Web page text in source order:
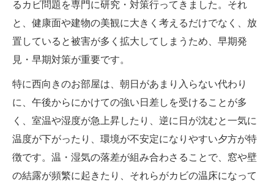
るカビ問題を専門に研究・対策行ってきました。それ
と、健康面や建物の美観に大きく考えるだけでなく、放
置していると被害が多く拡大してしまうため、早期発
見・早期対策が重要です。
特に西向きのお部屋は、朝日があまり入らない代わり
に、午後からにかけての強い日差しを受けることが多
く、室温や湿度が急上昇したり、逆に日が沈むと一気に
温度が下がったり、環境が不安定になりやすい夕方が特
徴です。温・湿気の落差が組み合わさることで、窓や壁
の結露が頻繁に起きたり、それらがカビの温床になって